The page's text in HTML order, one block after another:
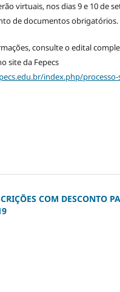
virtuais, nos dias 9 e 10 de
de documentos obrigatórios.
consulte o edital
site da Fepecs
index.php/
COM DESCONTO